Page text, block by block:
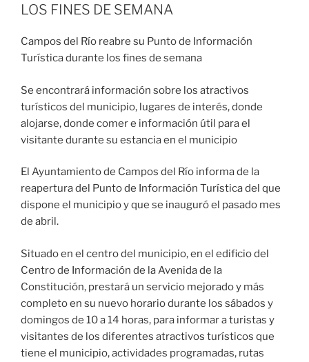
LOS FINES DE SEMANA
Campos del Río reabre su Punto de Información
Turística durante los fines de semana
Se encontrará información sobre los atractivos
turísticos del municipio, lugares de interés, donde
alojarse, donde comer e información útil para el
visitante durante su estancia en el municipio
El Ayuntamiento de Campos del Río informa de la
reapertura del Punto de Información Turística del que
dispone el municipio y que se inauguró el pasado mes
de abril.
Situado en el centro del municipio, en el edificio del
Centro de Información de la Avenida de la
Constitución, prestará un servicio mejorado y más
completo en su nuevo horario durante los sábados y
domingos de 10 a 14 horas, para informar a turistas y
visitantes de los diferentes atractivos turísticos que
tiene el municipio, actividades programadas, rutas